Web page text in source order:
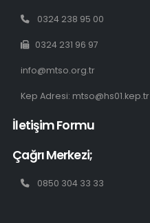
0324 238 95 00
0324 231 96 97
info@mtso.org.tr
Kep Adresi: mtso@hs01.kep.tr
İletişim Formu
Çağrı Merkezi;
0850 304 33 33